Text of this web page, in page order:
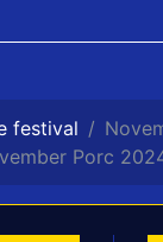
festival
Porc